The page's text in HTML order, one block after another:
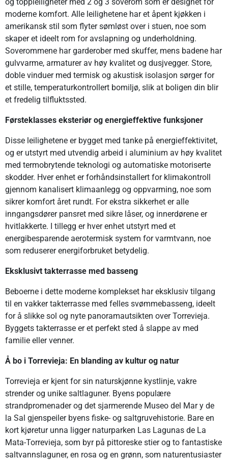
moderne komfort. Alle leilighetene har et åpent kjøkken i
amerikansk stil som flyter sømløst over i stuen, noe som
skaper et ideelt rom for avslapning og underholdning.
Soverommene har garderober med skuffer, mens badene har
gulvvarme, armaturer av høy kvalitet og dusjvegger. Store,
doble vinduer med termisk og akustisk isolasjon sørger for
et stille, temperaturkontrollert bomiljø, slik at boligen din blir
et fredelig tilfluktssted.
Førsteklasses eksteriør og energieffektive funksjoner
Disse leilighetene er bygget med tanke på energieffektivitet,
og er utstyrt med utvendig arbeid i aluminium av høy kvalitet
med termobrytende teknologi og automatiske motoriserte
skodder. Hver enhet er forhåndsinstallert for klimakontroll
gjennom kanalisert klimaanlegg og oppvarming, noe som
sikrer komfort året rundt. For ekstra sikkerhet er alle
inngangsdører pansret med sikre låser, og innerdørene er
hvitlakkerte. I tillegg er hver enhet utstyrt med et
energibesparende aerotermisk system for varmtvann, noe
som reduserer energiforbruket betydelig.
Eksklusivt takterrasse med basseng
Beboerne i dette moderne komplekset har eksklusiv tilgang
til en vakker takterrasse med felles svømmebasseng, ideelt
for å slikke sol og nyte panoramautsikten over Torrevieja.
Byggets takterrasse er et perfekt sted å slappe av med
familie eller venner.
Å bo i Torrevieja: En blanding av kultur og natur
Torrevieja er kjent for sin naturskjønne kystlinje, vakre
strender og unike saltlaguner. Byens populære
strandpromenader og det sjarmerende Museo del Mar y de
la Sal gjenspeiler byens fiske- og saltgruvehistorie. Bare en
kort kjøretur unna ligger naturparken Las Lagunas de La
Mata-Torrevieja, som byr på pittoreske stier og to fantastiske
saltvannslaguner, en rosa og en grønn, som naturentusiaster